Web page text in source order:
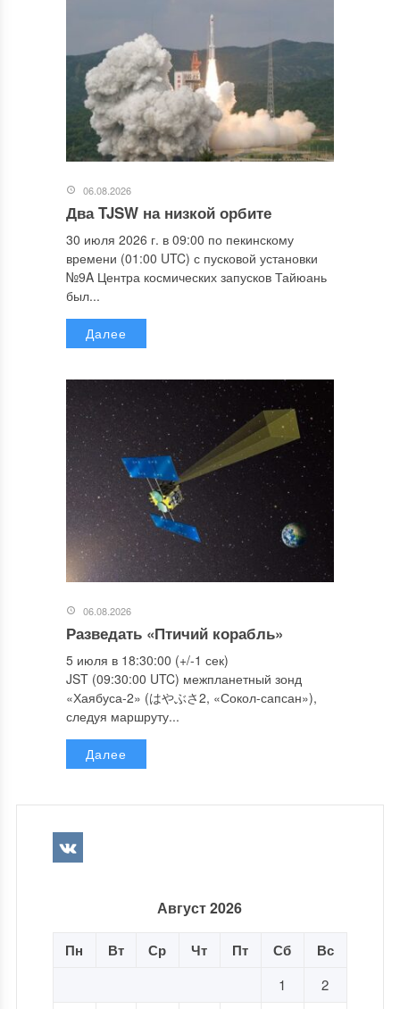
06.08.2026
Два TJSW на низкой орбите
30 июля 2026 г. в 09:00 по пекинскому
времени (01:00 UTC) с пусковой установки
№9A Центра космических запусков Тайюань
был...
Далее
06.08.2026
Разведать «Птичий корабль»
5 июля в 18:30:00 (+/-1 сек)
JST (09:30:00 UTC) межпланетный зонд
«Хаябуса-2» (はやぶさ2, «Сокол-сапсан»),
следуя маршруту...
Далее
Август 2026
Пн Вт Ср Чт Пт Сб Вс
1
2